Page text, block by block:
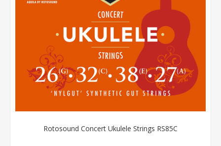
Rotosound Concert Ukulele Strings RS85C